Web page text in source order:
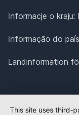
Informacje o kraju:
Informação do
Landinformation
This site uses third-